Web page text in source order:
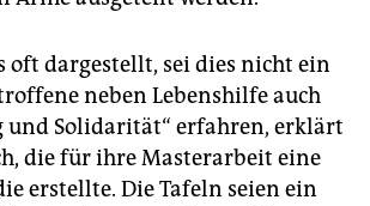
oft dargestellt, sei dies nicht ein
neben Lebenshilfe auch
und Solidarität“ erfahren, erklärt
die für ihre Masterarbeit eine
erstellte. Die Tafeln seien ein